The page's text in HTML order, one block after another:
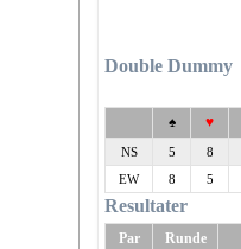
Double Dummy
♠ ♥
NS 5 8
EW
8 5
Resultater
Par Runde